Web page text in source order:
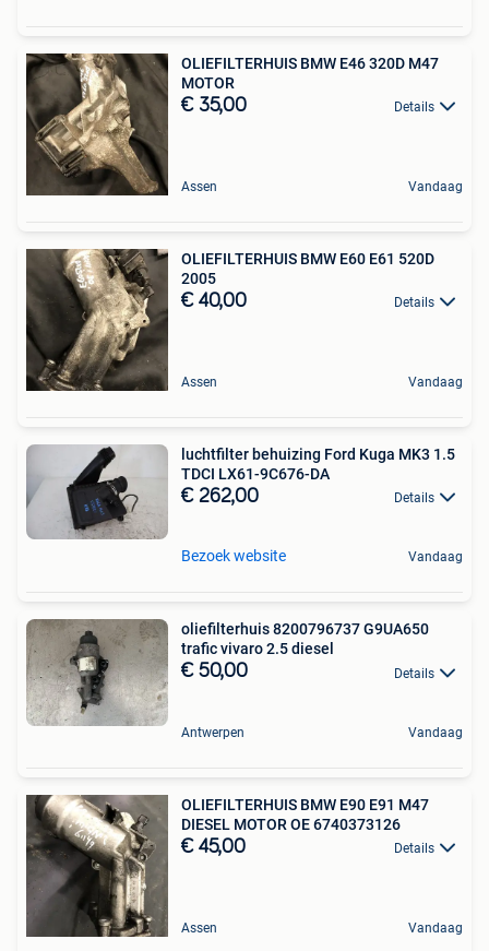
OLIEFILTERHUIS BMW E46 320D M47
MOTOR
€ 35,00 Details
Assen Vandaag
OLIEFILTERHUIS BMW E60 E61 520D
2005
€ 40,00 Details
Assen Vandaag
luchtfilter behuizing Ford Kuga MK3 1.5
TDCI LX61-9C676-DA
€ 262,00 Details
Bezoek website Vandaag
oliefilterhuis 8200796737 G9UA650
trafic vivaro 2.5 diesel
€ 50,00 Details
Antwerpen Vandaag
OLIEFILTERHUIS BMW E90 E91 M47
DIESEL MOTOR OE 6740373126
€ 45,00 Details
Assen Vandaag